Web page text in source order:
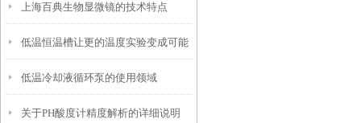
理
上海百典生物显微镜的技术特点
低温恒温槽让更的温度实验变成可能
低温冷却液循环泵的使用领域
关于PH酸度计精度解析的详细说明